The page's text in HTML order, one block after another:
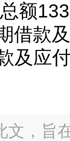
额
借款
及应
文，旨